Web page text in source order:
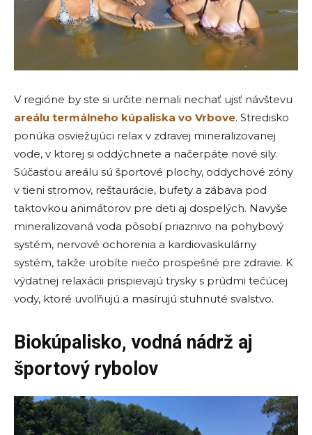
V regióne by ste si určite nemali nechať ujsť návštevu
areálu termálneho kúpaliska vo Vrbove. Stredisko
ponúka osviežujúci relax v zdravej mineralizovanej
vode, v ktorej si oddýchnete a načerpáte nové sily.
Súčasťou areálu sú športové plochy, oddychové zóny
v tieni stromov, reštaurácie, bufety a zábava pod
taktovkou animátorov pre deti aj dospelých. Navyše
mineralizovaná voda pôsobí priaznivo na pohybový
systém, nervové ochorenia a kardiovaskulárny
systém, takže urobíte niečo prospešné pre zdravie. K
výdatnej relaxácii prispievajú trysky s prúdmi tečúcej
vody, ktoré uvoľňujú a masírujú stuhnuté svalstvo.
Biokúpalisko, vodná nádrž aj
športový rybolov